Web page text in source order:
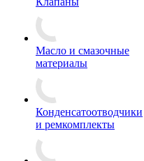
Масло и смазочные
материалы
Конденсатоотводчики
и ремкомплекты